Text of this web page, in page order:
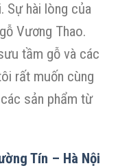
Sự hài lòng của
Vương Thao.
tầm gỗ và các
rất muốn cùng
sản phẩm từ
Tín – Hà Nội